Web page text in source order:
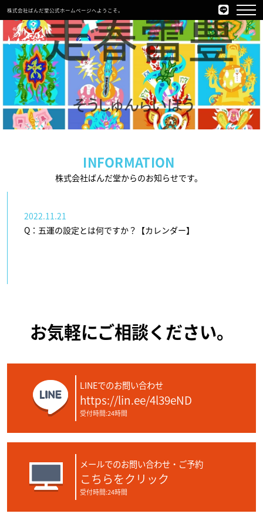
株式会社ぱんだ堂公式ホームページへようこそ。
INFORMATION
株式会社ばんだ堂からのお知らせです。
2022.11.21
Q：五運の設定とは何ですか？【カレンダー】
お気軽にご相談ください。
LINEでのお問い合わせ
https://lin.ee/4l39eND
受付時間:24時間
メールでのお問い合わせ・ご予約
こちらをクリック
受付時間:24時間